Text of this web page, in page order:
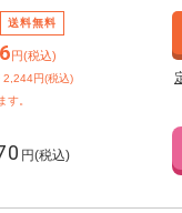
送料無料
円(税込)
2,244円(税込)
す。
円(税込)